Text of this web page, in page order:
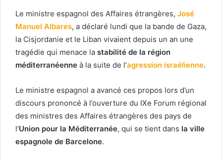
Le ministre espagnol des Affaires étrangères, José
Manuel Albares, a déclaré lundi que la bande de Gaza,
la Cisjordanie et le Liban vivaient depuis un an une
tragédie qui menace la stabilité de la région
méditerranéenne à la suite de l’agression israélienne.
Le ministre espagnol a avancé ces propos lors d’un
discours prononcé à l’ouverture du IXe Forum régional
des ministres des Affaires étrangères des pays de
l’Union pour la Méditerranée, qui se tient dans la ville
espagnole de Barcelone.